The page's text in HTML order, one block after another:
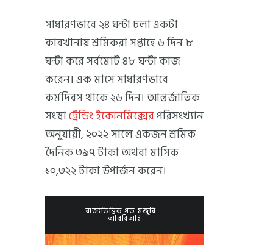
সাধারণভাবে ২৪ ঘন্টা চলা একটা
কারখানায় শ্রমিকরা সপ্তাহে ৬ দিন ৮
ঘন্টা করে সর্বমোট ৪৮ ঘন্টা কাজ
করেন। এক মাসে সাধারণভাবে
কর্মদিবস থাকে ২৬ দিন। আন্তর্জাতিক
সংস্থাট্রেন্ডিং ইকোনমিক্সেরপরিসংখ্যান
অনুযায়ী, ২০২২ সালে একজন শ্রমিক
দৈনিক ৩৯৭ টাকা অথবা মাসিক
১০,৩২২ টাকা উপার্জন করেন।
রাজ্যভিত্তিক গড় মজুরি –
আরবিআই